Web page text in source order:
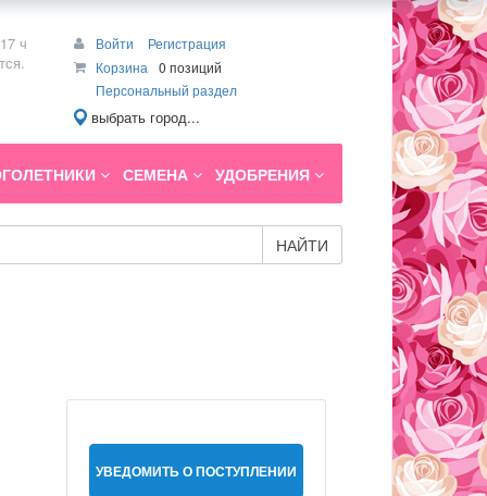
ч
Войти
Регистрация
Корзина
0 позиций
Персональный раздел
выбрать город...
СЕМЕНА УДОБРЕНИЯ
НАЙТИ
УВЕДОМИТЬ О ПОСТУПЛЕНИИ